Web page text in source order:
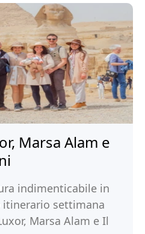
Marsa Alam e
indimenticabile in
settimana
Marsa Alam e Il